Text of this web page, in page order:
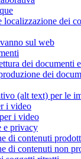
localizzazione dei
sul web
dei documenti
dei
(alt text) per le
i video
i video
e privacy
di contenuti
di contenuti non